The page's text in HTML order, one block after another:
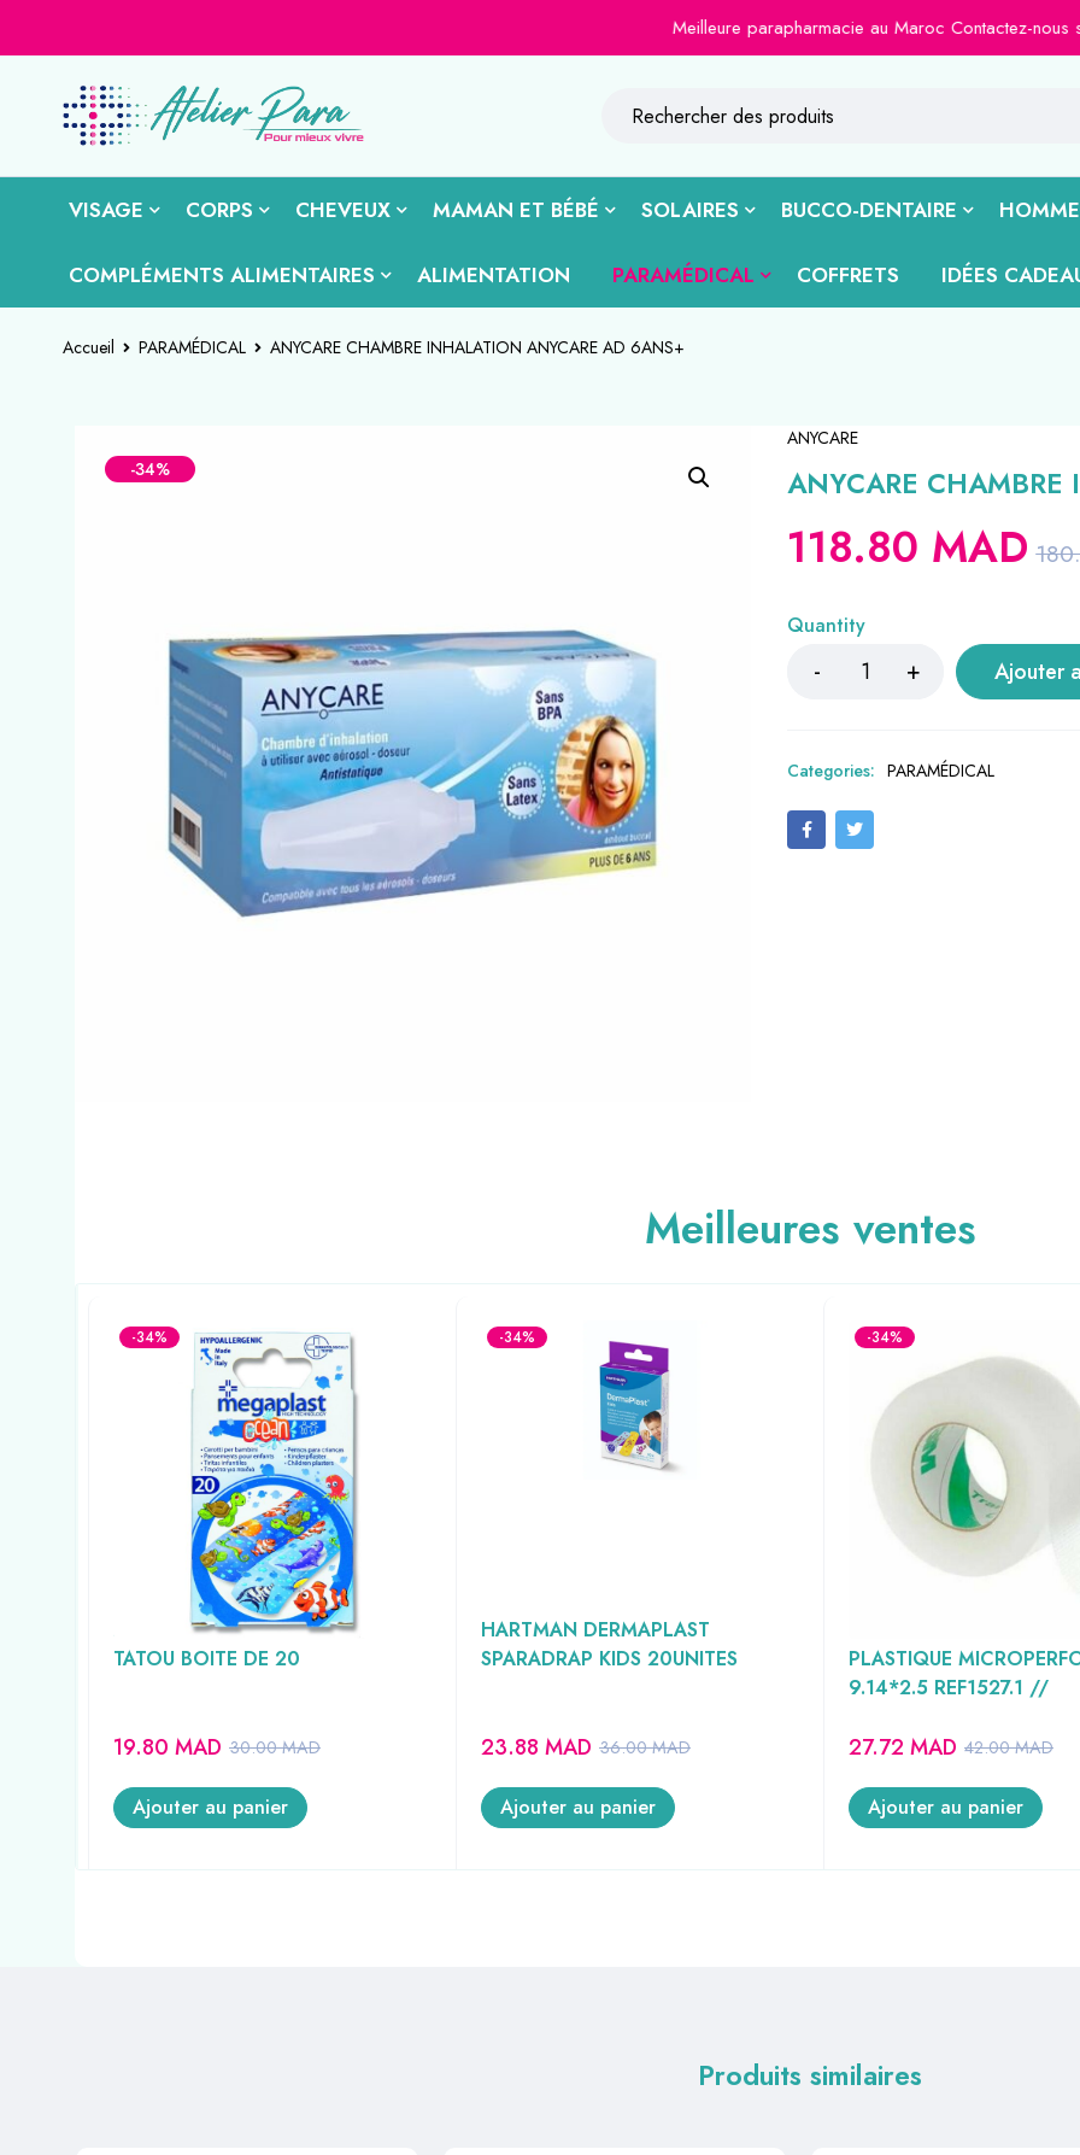
Meilleure parapharmacie au Maroc Contactez-nous sur le 📞
VISAGE CORPS CHEVEUX MAMAN ET BÉBÉ SOLAIRES BUCCO-DENTAIRE HOMME
COMPLÉMENTS ALIMENTAIRES ALIMENTATION PARAMÉDICAL COFFRETS IDÉES
Accueil PARAMÉDICAL ANYCARE CHAMBRE INHALATION ANYCARE AD 6ANS+
-34%
ANYCARE
ANYCARE
118.80 MAD
Quantity
Ajouter
Categories: PARAMÉDICAL
Meilleures ventes
-34%
MEGAPLAST PANSEMENT ENFANT
TATOU BOITE DE 20
30.00MAD
19.80 MAD
Ajouter au panier
-34%
HARTMAN DERMAPLAST
SPARADRAP KIDS 20UNITES
36.00MAD
23.88 MAD
Ajouter au panier
-34%
PLASTIQUE
9.14*2.5 REF1527.1 //
42.00MAD
27.72 MAD
Ajouter au panier
Produits similaires